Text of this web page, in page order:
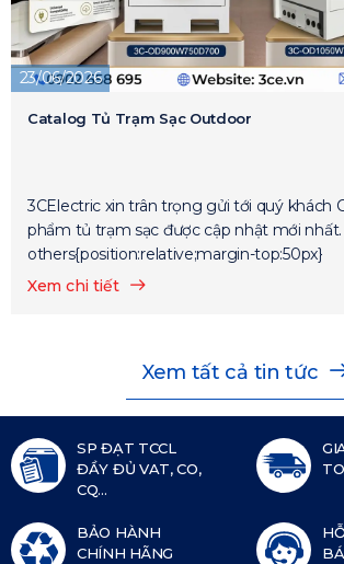
23/06/2026
Catalog Tủ Trạm Sạc Outdoor
3CElectric xin trân trọng gửi tới quý khách
phẩm tủ trạm sạc được cập nhật mới nhất. .product-
others{position:relative;margin-top:50px}
Xem chi tiết
Xem tất cả tin tức
SP ĐẠT TCCL
ĐẦY ĐỦ VAT, CO,
CQ...
BẢO HÀNH
CHÍNH HÃNG